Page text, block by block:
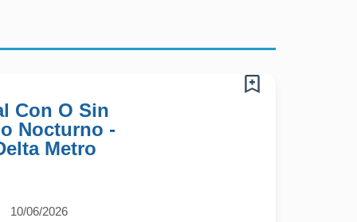
Con O Sin
Nocturno -
Metro
10/06/2026